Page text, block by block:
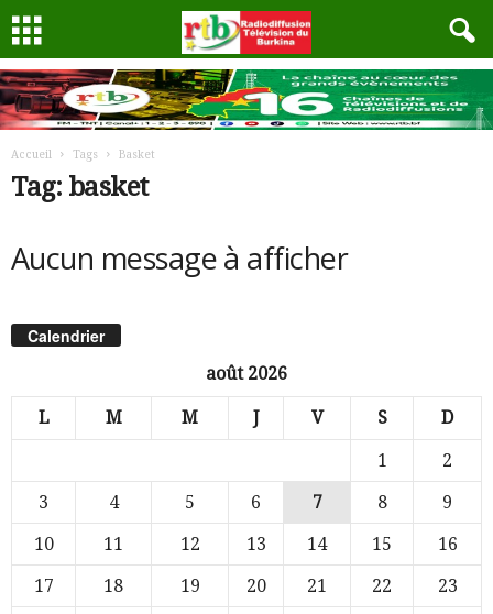
Accueil Tags Basket
Tag: basket
Aucun message à afficher
Calendrier
août 2026
L M M J V S D
1
2
3
4 5 6 7 8
9
10
11 12 13 14 15
16
17
18 19 20 21 22
23